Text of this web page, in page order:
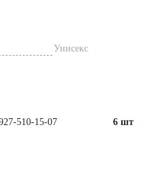
Унисекс
510-15-07 6 шт